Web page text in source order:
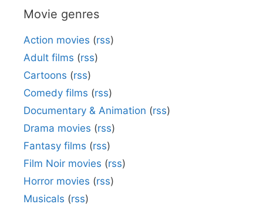
Movie genres
Action movies (rss)
Adult films (rss)
Cartoons (rss)
Comedy films (rss)
Documentary & Animation (rss)
Drama movies (rss)
Fantasy films (rss)
Film Noir movies (rss)
Horror movies (rss)
Musicals (rss)